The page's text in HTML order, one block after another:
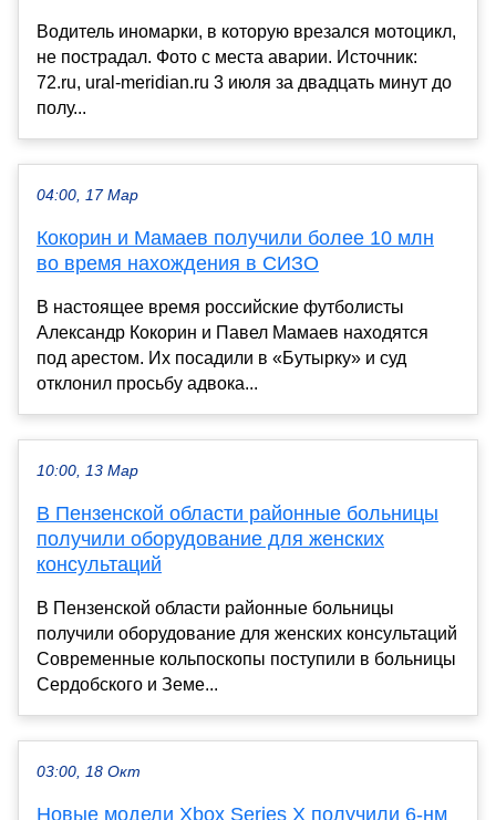
Водитель иномарки, в которую врезался мотоцикл,
не пострадал. Фото с места аварии. Источник:
72.ru, ural-meridian.ru 3 июля за двадцать минут до
полу...
04:00, 17 Мар
Кокорин и Мамаев получили более 10 млн
во время нахождения в СИЗО
В настоящее время российские футболисты
Александр Кокорин и Павел Мамаев находятся
под арестом. Их посадили в «Бутырку» и суд
отклонил просьбу адвока...
10:00, 13 Мар
В Пензенской области районные больницы
получили оборудование для женских
консультаций
В Пензенской области районные больницы
получили оборудование для женских консультаций
Современные кольпоскопы поступили в больницы
Сердобского и Земе...
03:00, 18 Окт
Новые модели Xbox Series X получили 6-нм